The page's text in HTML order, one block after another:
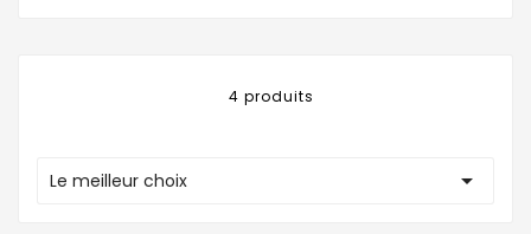
4 produits
Le meilleur choix 